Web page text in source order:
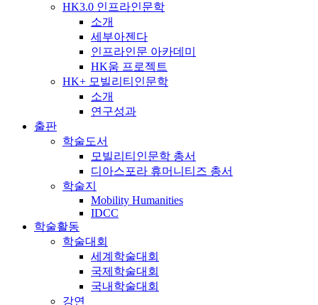
HK3.0 인프라인문학
소개
세부아젠다
인프라인문 아카데미
HK움 프로젝트
HK+ 모빌리티인문학
소개
연구성과
출판
학술도서
모빌리티인문학 총서
디아스포라 휴머니티즈 총서
학술지
Mobility Humanities
IDCC
학술활동
학술대회
세계학술대회
국제학술대회
국내학술대회
강연